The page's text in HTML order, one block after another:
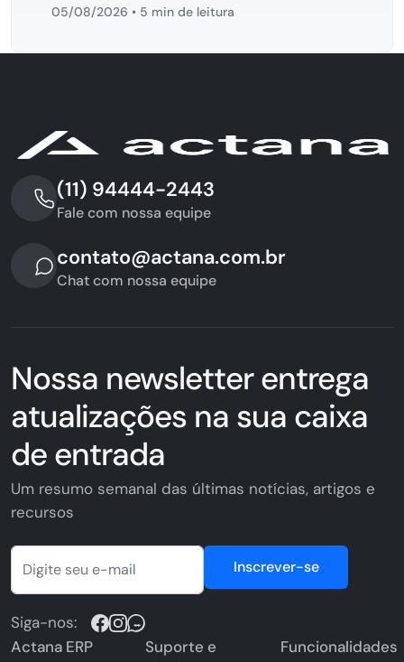
05/08/2026 • 5 min de leitura
(11) 94444-2443
Fale com nossa equipe
contato@actana.com.br
Chat com nossa equipe
Nossa newsletter entrega
atualizações na sua caixa
de entrada
Um resumo semanal das últimas notícias, artigos e
recursos
Inscrever-se
Siga-nos:
Actana ERP
Suporte e
Funcionalidades